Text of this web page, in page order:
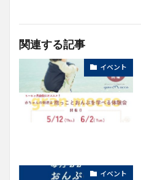
関連する記事
イベント
イベント